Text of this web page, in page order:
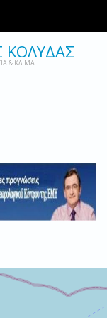
& ΚΛΙΜΑ